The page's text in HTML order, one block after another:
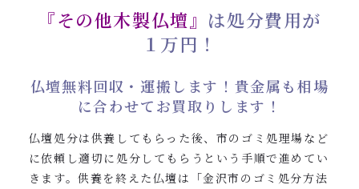
『その他木製仏壇』 は処分費用が
１万円！
仏壇無料回収・運搬します！貴金属も相場
に合わせてお買取りします！
仏壇処分は供養してもらった後、市のゴミ処理場など
に依頼し適切に処分してもらうという手順で進めてい
きます。供養を終えた仏壇は「金沢市のゴミ処分方法